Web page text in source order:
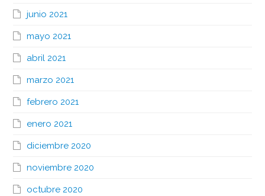
junio 2021
mayo 2021
abril 2021
marzo 2021
febrero 2021
enero 2021
diciembre 2020
noviembre 2020
octubre 2020